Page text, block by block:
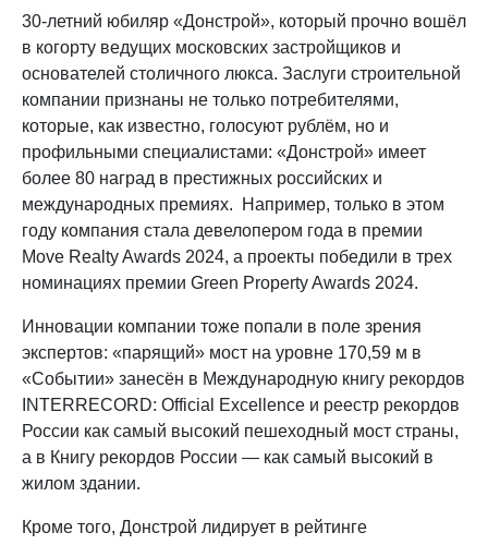
30-летний юбиляр «Донстрой», который прочно вошёл
в когорту ведущих московских застройщиков и
основателей столичного люкса. Заслуги строительной
компании признаны не только потребителями,
которые, как известно, голосуют рублём, но и
профильными специалистами: «Донстрой» имеет
более 80 наград в престижных российских и
международных премиях. Например, только в этом
году компания стала девелопером года в премии
Move Realty Awards 2024, а проекты победили в трех
номинациях премии Green Property Awards 2024.
Инновации компании тоже попали в поле зрения
экспертов: «парящий» мост на уровне 170,59 м в
«Событии» занесён в Международную книгу рекордов
INTERRECORD: Official Excellence и реестр рекордов
России как самый высокий пешеходный мост страны,
а в Книгу рекордов России — как самый высокий в
жилом здании.
Кроме того, Донстрой лидирует в рейтинге